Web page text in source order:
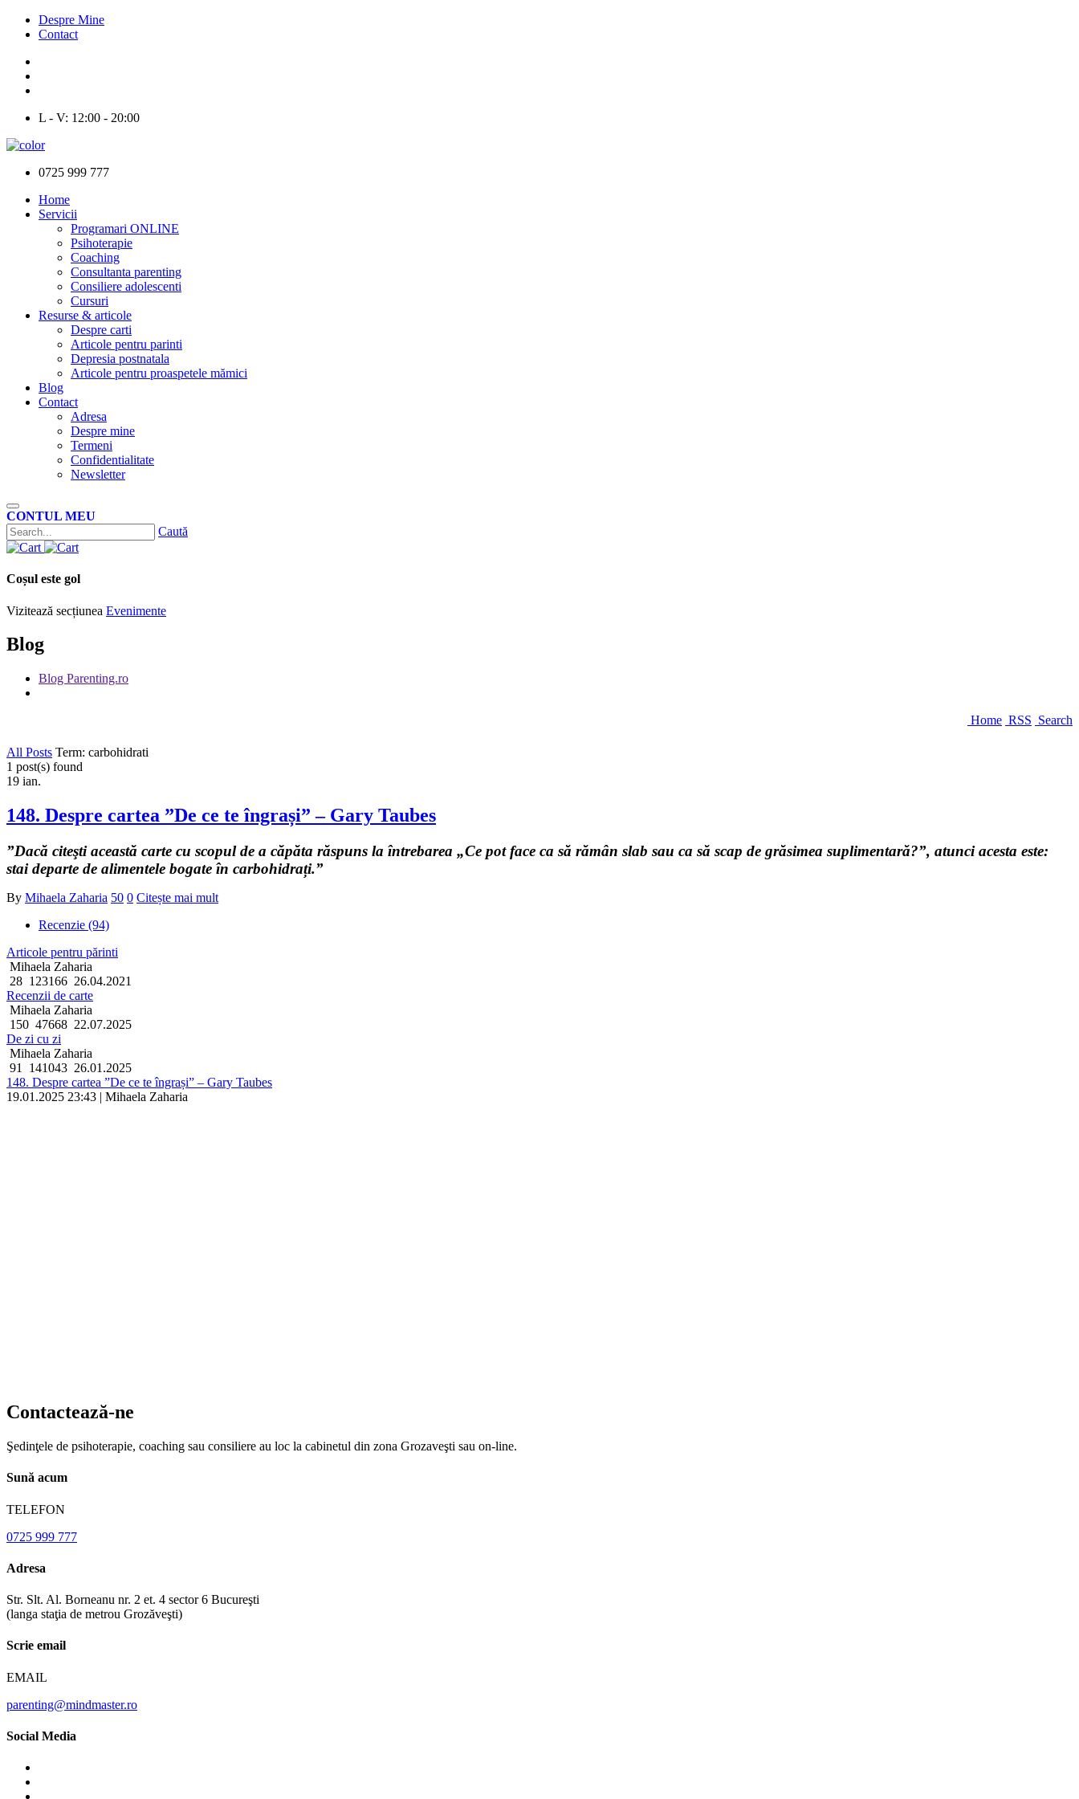
Despre Mine
Contact
L - V: 12:00 - 20:00
0725 999 777
Home
Servicii
Programari ONLINE
Psihoterapie
Coaching
Consultanta parenting
Consiliere adolescenti
Cursuri
Resurse & articole
Despre carti
Articole pentru parinti
Depresia postnatala
Articole pentru proaspetele mămici
Blog
Contact
Adresa
Despre mine
Termeni
Confidentialitate
Newsletter
CONTUL MEU
Caută
Coșul este gol
Vizitează secțiunea Evenimente
Blog
Blog Parenting.ro
Home RSS Search
All Posts Term: carbohidrati
1 post(s) found
19 ian.
148. Despre cartea ”De ce te îngrași” – Gary Taubes
”Dacă citeşti această carte cu scopul de a căpăta răspuns la întrebarea „Ce pot face ca să rămân slab sau ca să scap de grăsimea suplimentară?”, atunci acesta este:
stai departe de alimentele bogate în carbohidrați.”
By Mihaela Zaharia 50 0 Citește mai mult
Recenzie (94)
Articole pentru părinti
Mihaela Zaharia
28 123166 26.04.2021
Recenzii de carte
Mihaela Zaharia
150 47668 22.07.2025
De zi cu zi
Mihaela Zaharia
91
141043 26.01.2025
148. Despre cartea ”De ce te îngrași” – Gary Taubes
19.01.2025 23:43 | Mihaela Zaharia
Contactează-ne
Şedinţele de psihoterapie, coaching sau consiliere au loc la cabinetul din zona Grozaveşti sau on-line.
Sună acum
TELEFON
0725 999 777
Adresa
Str. Slt. Al. Borneanu nr. 2 et. 4 sector 6 Bucureşti
(langa staţia de metrou Grozăveşti)
Scrie email
EMAIL
parenting@mindmaster.ro
Social Media